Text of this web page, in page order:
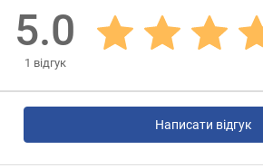
5.0
1 відгук
Написати відгук